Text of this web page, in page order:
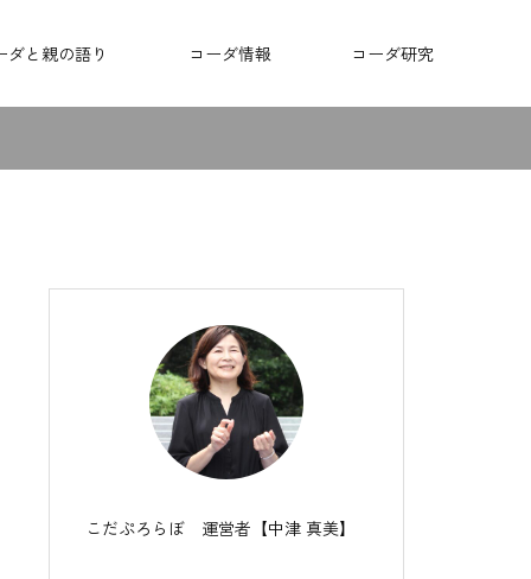
ダと親の語り コーダ情報 コーダ研究
こだぷろらぼ 運営者【中津 真美】